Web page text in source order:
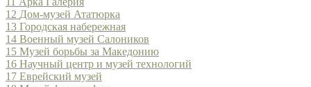
12 Дом-музей Ататюрка
13 Городская набережная
14 Военный музей Салоников
15 Музей борьбы за Македонию
16 Научный центр и музей технологий
17 Еврейский музей